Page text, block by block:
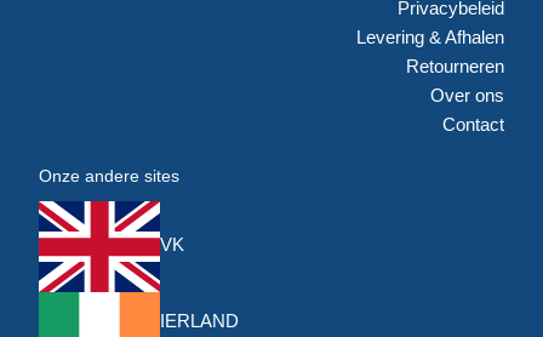
Privacybeleid
Levering & Afhalen
Retourneren
Over ons
Contact
Onze andere sites
VK
IERLAND